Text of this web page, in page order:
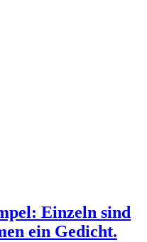
Einzeln sind
ein Gedicht.